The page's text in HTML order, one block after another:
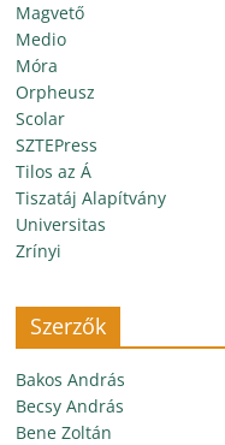
Magvető
Medio
Móra
Orpheusz
Scolar
SZTEPress
Tilos az Á
Tiszatáj Alapítvány
Universitas
Zrínyi
Szerzők
Bakos András
Becsy András
Bene Zoltán